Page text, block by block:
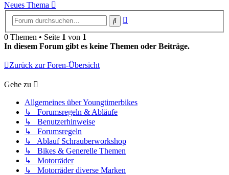
Neues Thema
Suche
0 Themen • Seite 1 von 1
In diesem Forum gibt es keine Themen oder Beiträge.
Zurück zur Foren-Übersicht
Gehe zu
Allgemeines über Youngtimerbikes
↳ Forumsregeln & Abläufe
↳ Benutzerhinweise
↳ Forumsregeln
↳ Ablauf Schrauberworkshop
↳ Bikes & Generelle Themen
↳ Motorräder
↳ Motorräder diverse Marken